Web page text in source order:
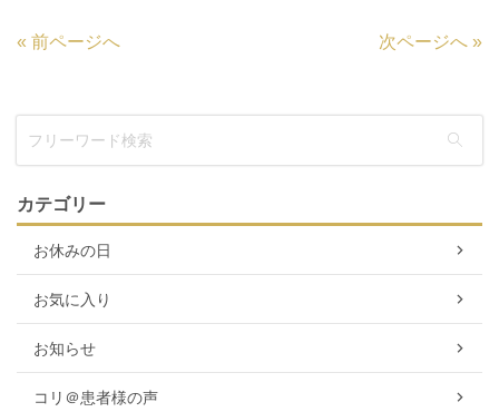
« 前ページへ 次ページへ »
カテゴリー
お休みの日
お気に入り
お知らせ
コリ＠患者様の声